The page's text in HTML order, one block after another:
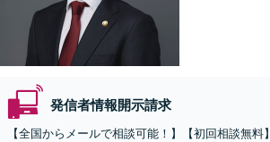
発信者情報開示請求
【全国からメールで相談可能！】【初回相談無